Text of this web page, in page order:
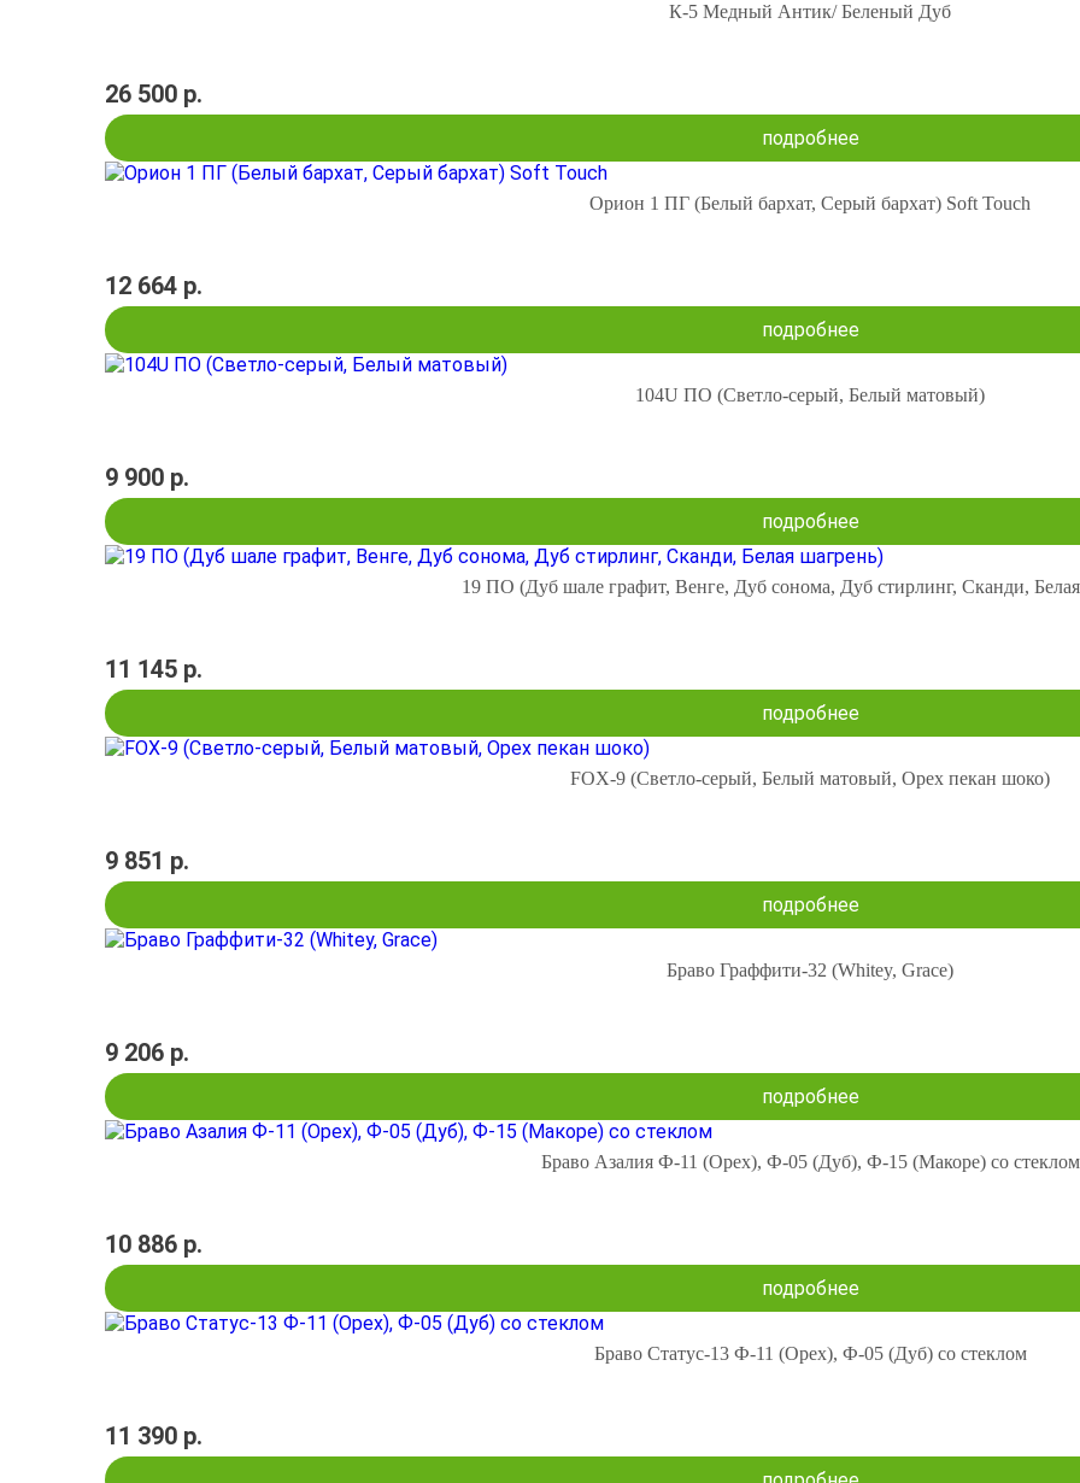
К-5 Медный Антик/ Беленый Дуб
26 500 р.
подробнее
Орион 1 ПГ (Белый бархат, Серый бархат) Soft Touch
12 664 р.
подробнее
104U ПО (Светло-серый, Белый матовый)
9 900 р.
подробнее
19 ПО (Дуб шале графит, Венге, Дуб сонома, Дуб стирлинг, Сканди,
11 145 р.
подробнее
FOX-9 (Светло-серый, Белый матовый, Орех пекан шоко)
9 851 р.
подробнее
Браво Граффити-32 (Whitey, Grace)
9 206 р.
подробнее
Браво Азалия Ф-11 (Орех), Ф-05 (Дуб), Ф-15 (Макоре) со стеклом
10 886 р.
подробнее
Браво Статус-13 Ф-11 (Орех), Ф-05 (Дуб) со стеклом
11 390 р.